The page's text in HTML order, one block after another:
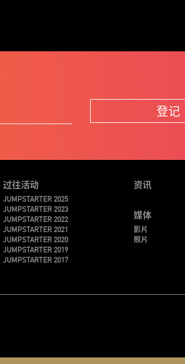
登记
过往活动
JUMPSTARTER 2025
JUMPSTARTER 2023
JUMPSTARTER 2022
JUMPSTARTER 2021
JUMPSTARTER 2020
JUMPSTARTER 2019
JUMPSTARTER 2017
资讯
媒体
影片
照片